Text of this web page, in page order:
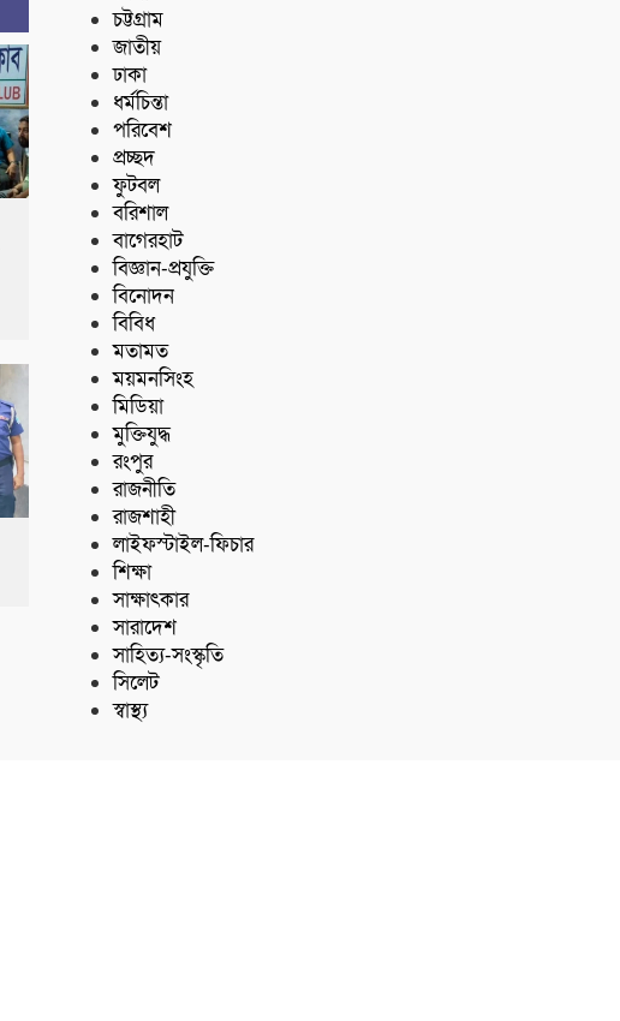
চট্টগ্রাম
জাতীয়
ঢাকা
ধর্মচিন্তা
পরিবেশ
প্রচ্ছদ
ফুটবল
বরিশাল
বাগেরহাট
বিজ্ঞান-প্রযুক্তি
বিনোদন
বিবিধ
মতামত
ময়মনসিংহ
মিডিয়া
মুক্তিযুদ্ধ
রংপুর
রাজনীতি
রাজশাহী
লাইফস্টাইল-ফিচার
শিক্ষা
সাক্ষাৎকার
সারাদেশ
সাহিত্য-সংস্কৃতি
সিলেট
স্বাস্থ্য